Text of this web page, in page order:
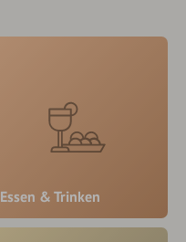
Essen & Trinken